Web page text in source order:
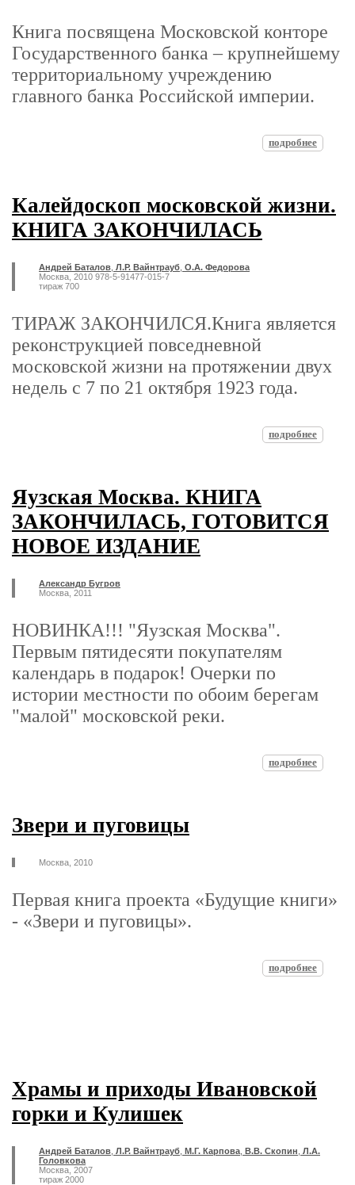
Книга посвящена Московской конторе
Государственного банка – крупнейшему
территориальному учреждению
главного банка Российской империи.
подробнее
Калейдоскоп московской жизни.
КНИГА ЗАКОНЧИЛАСЬ
Андрей Баталов Л.Р. Вайнтрауб О.А. Федорова
Москва, 2010 978-5-91477-015-7
тираж 700
ТИРАЖ ЗАКОНЧИЛСЯ.Книга является
реконструкцией повседневной
московской жизни на протяжении двух
недель с 7 по 21 октября 1923 года.
подробнее
Яузская Москва. КНИГА
ЗАКОНЧИЛАСЬ, ГОТОВИТСЯ
НОВОЕ ИЗДАНИЕ
Александр Бугров
Москва, 2011
НОВИНКА!!! "Яузская Москва".
Первым пятидесяти покупателям
календарь в подарок! Очерки по
истории местности по обоим берегам
"малой" московской реки.
подробнее
Звери и пуговицы
Москва, 2010
Первая книга проекта «Будущие книги»
- «Звери и пуговицы».
подробнее
Храмы и приходы Ивановской
горки и Кулишек
Андрей Баталов Л.Р. Вайнтрауб М.Г. Карпова В.В. Скопин Л.А.
Головкова
Москва, 2007
тираж 2000